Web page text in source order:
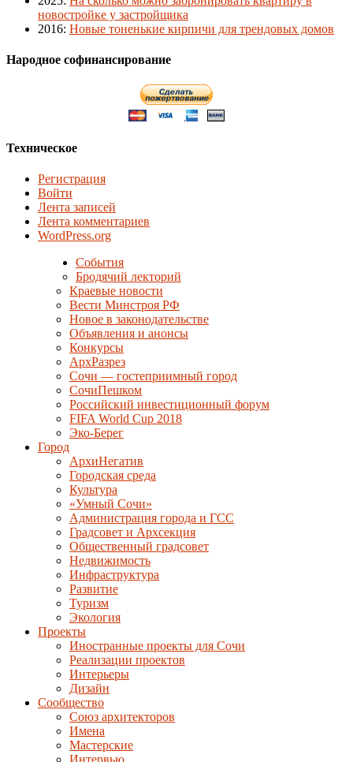
новостройке у застройщика
2016: Новые тоненькие кирпичи для трендовых домов
Народное софинансирование
Техническое
Регистрация
Войти
Лента записей
Лента комментариев
WordPress.org
События
Бродячий лекторий
Краевые новости
Вести Минстроя РФ
Новое в законодательстве
Объявления и анонсы
Конкурсы
АрхРазрез
Сочи — гостеприимный город
СочиПешком
Российский инвестиционный форум
FIFA World Cup 2018
Эко-Берег
Город
АрхиНегатив
Городская среда
Культура
«Умный Сочи»
Администрация города и ГСС
Градсовет и Архсекция
Общественный градсовет
Недвижимость
Инфраструктура
Развитие
Туризм
Экология
Проекты
Иностранные проекты для Сочи
Реализации проектов
Интерьеры
Дизайн
Сообщество
Союз архитекторов
Имена
Мастерские